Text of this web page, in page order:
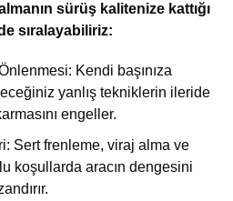
sürüş kalitenize kattığı
sıralayabiliriz:
Kendi başınıza
yanlış tekniklerin ileride
engeller.
Sert frenleme, viraj alma ve
koşullarda aracın dengesini